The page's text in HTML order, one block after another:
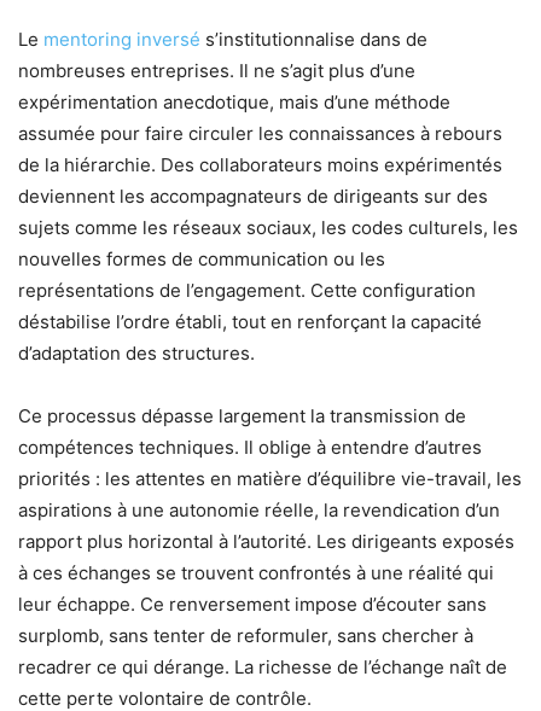
Le mentoring inversé s’institutionnalise dans de
nombreuses entreprises. Il ne s’agit plus d’une
expérimentation anecdotique, mais d’une méthode
assumée pour faire circuler les connaissances à rebours
de la hiérarchie. Des collaborateurs moins expérimentés
deviennent les accompagnateurs de dirigeants sur des
sujets comme les réseaux sociaux, les codes culturels, les
nouvelles formes de communication ou les
représentations de l’engagement. Cette configuration
déstabilise l’ordre établi, tout en renforçant la capacité
d’adaptation des structures.
Ce processus dépasse largement la transmission de
compétences techniques. Il oblige à entendre d’autres
priorités : les attentes en matière d’équilibre vie-travail, les
aspirations à une autonomie réelle, la revendication d’un
rapport plus horizontal à l’autorité. Les dirigeants exposés
à ces échanges se trouvent confrontés à une réalité qui
leur échappe. Ce renversement impose d’écouter sans
surplomb, sans tenter de reformuler, sans chercher à
recadrer ce qui dérange. La richesse de l’échange naît de
cette perte volontaire de contrôle.